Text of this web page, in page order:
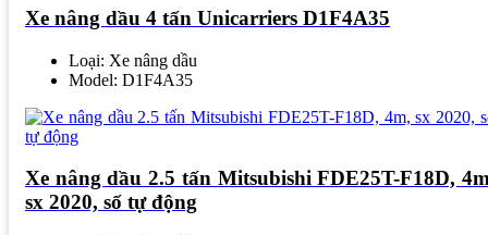
Xe nâng dầu 4 tấn Unicarriers D1F4A35
Loại: Xe nâng dầu
Model: D1F4A35
Xe nâng dầu 2.5 tấn Mitsubishi FDE25T-F18D,
sx 2020, số tự động